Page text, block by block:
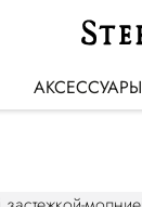
АКСЕССУАРЫ